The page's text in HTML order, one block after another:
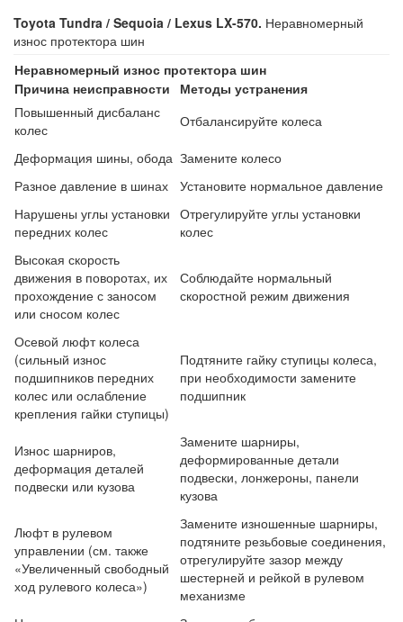
Toyota Tundra / Sequoia / Lexus LX-570. Неравномерный
износ протектора шин
Неравномерный износ протектора шин
Причина неисправности
Методы устранения
Повышенный дисбаланс
колес
Отбалансируйте колеса
Деформация шины, обода Замените колесо
Разное давление в шинах
Установите нормальное давление
Нарушены углы установки
передних колес
Отрегулируйте углы установки
колес
Высокая скорость
движения в поворотах, их
прохождение с заносом
или сносом колес
Соблюдайте нормальный
скоростной режим движения
Осевой люфт колеса
(сильный износ
подшипников передних
колес или ослабление
крепления гайки ступицы)
Подтяните гайку ступицы колеса,
при необходимости замените
подшипник
Износ шарниров,
деформация деталей
подвески или кузова
Замените шарниры,
деформированные детали
подвески, лонжероны, панели
кузова
Люфт в рулевом
управлении (см. также
«Увеличенный свободный
ход рулевого колеса»)
Замените изношенные шарниры,
подтяните резьбовые соединения,
отрегулируйте зазор между
шестерней и рейкой в рулевом
механизме